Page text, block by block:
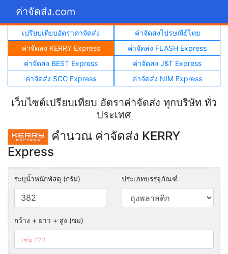
ค่าจัดส่ง.com
เปรียบเทียบอัตราค่าจัดส่ง
ค่าจัดส่งไปรษณีย์ไทย
ค่าจัดส่ง KERRY Express
ค่าจัดส่ง FLASH Express
ค่าจัดส่ง BEST Express
ค่าจัดส่ง J&T Express
ค่าจัดส่ง SCG Express
ค่าจัดส่ง NIM Express
เว็บไซต์เปรียบเทียบ อัตราค่าจัดส่ง ทุกบริษัท ทั่ว
ประเทศ
คำนวณ ค่าจัดส่ง KERRY
Express
ระบุน้ำหนักพัสดุ (กรัม) ประเภทบรรจุภัณฑ์
กว้าง + ยาว + สูง (ซม)